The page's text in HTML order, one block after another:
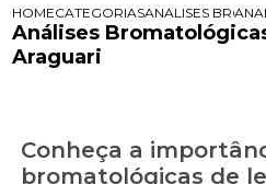
HOMECATEGORIASANALISES
Análises
Araguari
Conheça a
bromatológicas de